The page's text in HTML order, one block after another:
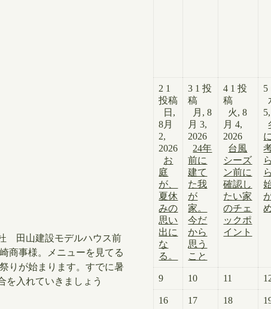
田山建設モデルハウス前
商事様。メニューを見てる
りが始まります。すでに暑
を入れていきましょう
2 1
投稿
日,
8月
2,
2026
お
庭
が、
夏休
みの
思い
出に
な
る。
3 1 投
稿
月, 8
月 3,
2026
24年
前に
建て
た我
が
家。
今だ
から
思う
こと
4 1 投
稿
火, 8
月 4,
2026
台風
シーズ
ン前に
確認し
たい家
のチェ
ックポ
イント
5
9 10 11
16 17 18